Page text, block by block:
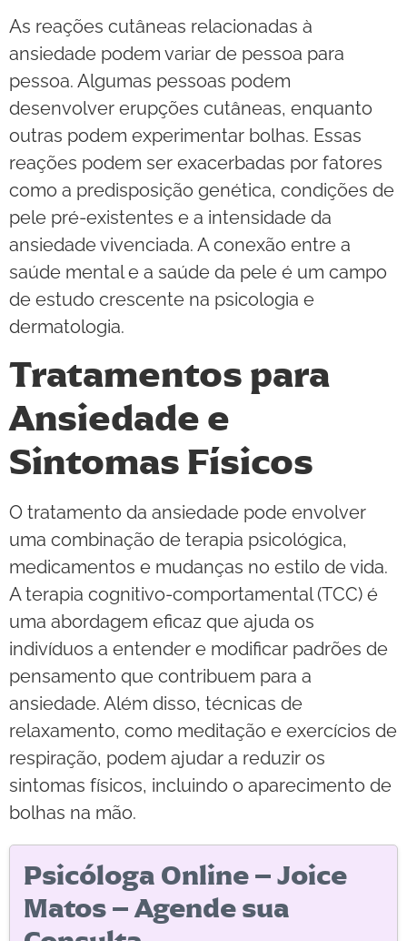
As reações cutâneas relacionadas à
ansiedade podem variar de pessoa para
pessoa. Algumas pessoas podem
desenvolver erupções cutâneas, enquanto
outras podem experimentar bolhas. Essas
reações podem ser exacerbadas por fatores
como a predisposição genética, condições de
pele pré-existentes e a intensidade da
ansiedade vivenciada. A conexão entre a
saúde mental e a saúde da pele é um campo
de estudo crescente na psicologia e
dermatologia.
Tratamentos para
Ansiedade e
Sintomas Físicos
O tratamento da ansiedade pode envolver
uma combinação de terapia psicológica,
medicamentos e mudanças no estilo de vida.
A terapia cognitivo-comportamental (TCC) é
uma abordagem eficaz que ajuda os
indivíduos a entender e modificar padrões de
pensamento que contribuem para a
ansiedade. Além disso, técnicas de
relaxamento, como meditação e exercícios de
respiração, podem ajudar a reduzir os
sintomas físicos, incluindo o aparecimento de
bolhas na mão.
Psicóloga Online – Joice
Matos – Agende sua